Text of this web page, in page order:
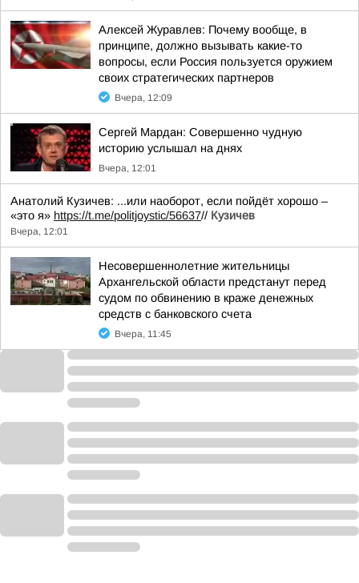
Алексей Журавлев: Почему вообще, в
принципе, должно вызывать какие-то
вопросы, если Россия пользуется оружием
своих стратегических партнеров
Вчера, 12:09
Сергей Мардан: Совершенно чудную
историю услышал на днях
Вчера, 12:01
Анатолий Кузичев: ...или наоборот, если пойдёт хорошо –
«это я» https://t.me/politjoystic/56637// Кузичев
Вчера, 12:01
Несовершеннолетние жительницы
Архангельской области предстанут перед
судом по обвинению в краже денежных
средств с банковского счета
Вчера, 11:45